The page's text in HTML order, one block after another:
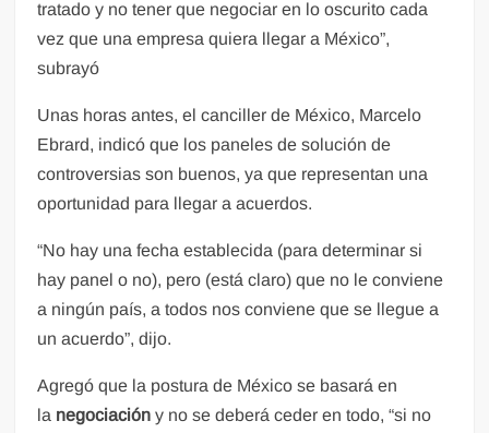
tratado y no tener que negociar en lo oscurito cada
vez que una empresa quiera llegar a México”,
subrayó
Unas horas antes, el canciller de México, Marcelo
Ebrard, indicó que los paneles de solución de
controversias son buenos, ya que representan una
oportunidad para llegar a acuerdos.
“No hay una fecha establecida (para determinar si
hay panel o no), pero (está claro) que no le conviene
a ningún país, a todos nos conviene que se llegue a
un acuerdo”, dijo.
Agregó que la postura de México se basará en
la negociacióny no se deberá ceder en todo, “si no